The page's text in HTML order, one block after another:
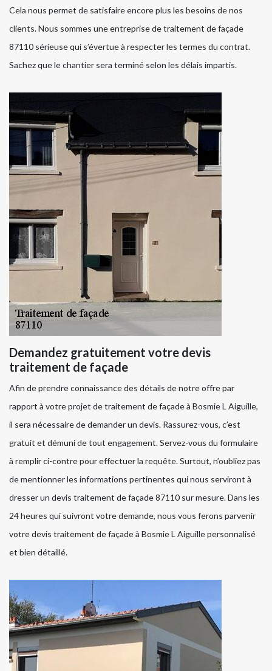
Cela nous permet de satisfaire encore plus les besoins de nos
clients. Nous sommes une entreprise de traitement de façade
87110 sérieuse qui s’évertue à respecter les termes du contrat.
Sachez que le chantier sera terminé selon les délais impartis.
Demandez gratuitement votre devis
traitement de façade
Afin de prendre connaissance des détails de notre offre par
rapport à votre projet de traitement de façade à Bosmie L Aiguille,
il sera nécessaire de demander un devis. Rassurez-vous, c’est
gratuit et démuni de tout engagement. Servez-vous du formulaire
à remplir ci-contre pour effectuer la requête. Surtout, n’oubliez pas
de mentionner les informations pertinentes qui nous serviront à
dresser un devis traitement de façade 87110 sur mesure. Dans les
24 heures qui suivront votre demande, nous vous ferons parvenir
votre devis traitement de façade à Bosmie L Aiguille personnalisé
et bien détaillé.